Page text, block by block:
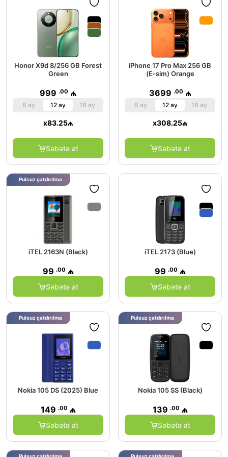
Honor X9d 8/256 GB Forest
Green
999 .00 ₼
6 ay 12 ay 18 ay
x83.25₼
Səbətə at
iPhone 17 Pro Max 256 GB
(E-sim) Orange
3699 .00 ₼
6 ay 12 ay 18 ay
x308.25₼
Səbətə at
iTEL 2163N (Black)
99 .00 ₼
Səbətə at
Pulsuz çatdırılma
iTEL 2173 (Blue)
99 .00 ₼
Səbətə at
Nokia 105 DS (2025) Blue
149 .00 ₼
Səbətə at
Pulsuz çatdırılma
Nokia 105 SS (Black)
139 .00 ₼
Səbətə at
Pulsuz çatdırılma